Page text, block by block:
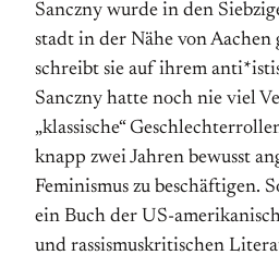
Sanczny wurde in den
stadt in der Nähe von Aachen
schreibt sie auf ihrem
Sanczny hatte noch nie viel
„klassische“
knapp zwei Jahren bewusst
Feminismus zu beschäftigen.
ein Buch der US-
und rassismuskritischen